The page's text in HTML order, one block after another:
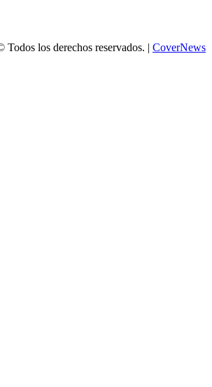
los derechos reservados. | CoverNews